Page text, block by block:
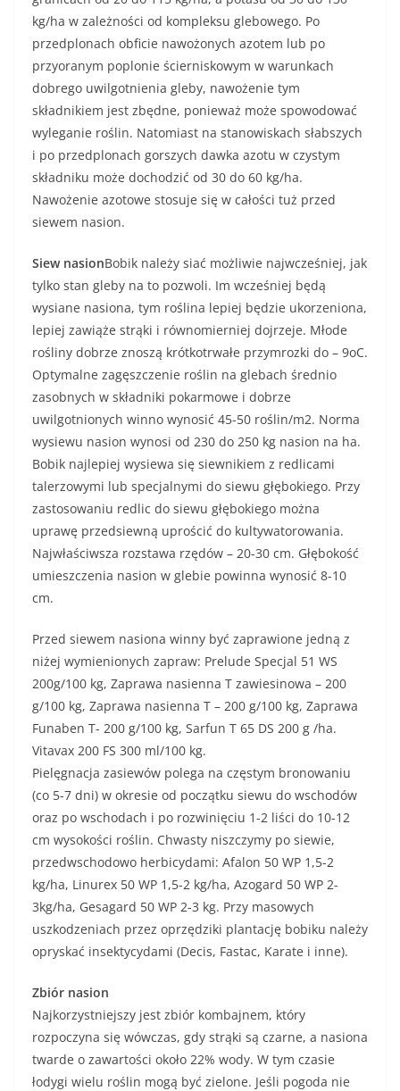
kg/ha w zależności od kompleksu glebowego. Po
przedplonach obficie nawożonych azotem lub po
przyoranym poplonie ścierniskowym w warunkach
dobrego uwilgotnienia gleby, nawożenie tym
składnikiem jest zbędne, ponieważ może spowodować
wyleganie roślin. Natomiast na stanowiskach słabszych
i po przedplonach gorszych dawka azotu w czystym
składniku może dochodzić od 30 do 60 kg/ha.
Nawożenie azotowe stosuje się w całości tuż przed
siewem nasion.
Siew nasionBobik należy siać możliwie najwcześniej, jak
tylko stan gleby na to pozwoli. Im wcześniej będą
wysiane nasiona, tym roślina lepiej będzie ukorzeniona,
lepiej zawiąże strąki i równomierniej dojrzeje. Młode
rośliny dobrze znoszą krótkotrwałe przymrozki do – 9oC.
Optymalne zagęszczenie roślin na glebach średnio
zasobnych w składniki pokarmowe i dobrze
uwilgotnionych winno wynosić 45-50 roślin/m2. Norma
wysiewu nasion wynosi od 230 do 250 kg nasion na ha.
Bobik najlepiej wysiewa się siewnikiem z redlicami
talerzowymi lub specjalnymi do siewu głębokiego. Przy
zastosowaniu redlic do siewu głębokiego można
uprawę przedsiewną uprościć do kultywatorowania.
Najwłaściwsza rozstawa rzędów – 20-30 cm. Głębokość
umieszczenia nasion w glebie powinna wynosić 8-10
cm.
Przed siewem nasiona winny być zaprawione jedną z
niżej wymienionych zapraw: Prelude Specjal 51 WS
200g/100 kg, Zaprawa nasienna T zawiesinowa – 200
g/100 kg, Zaprawa nasienna T – 200 g/100 kg, Zaprawa
Funaben T- 200 g/100 kg, Sarfun T 65 DS 200 g /ha.
Vitavax 200 FS 300 ml/100 kg.
Pielęgnacja zasiewów polega na częstym bronowaniu
(co 5-7 dni) w okresie od początku siewu do wschodów
oraz po wschodach i po rozwinięciu 1-2 liści do 10-12
cm wysokości roślin. Chwasty niszczymy po siewie,
przedwschodowo herbicydami: Afalon 50 WP 1,5-2
kg/ha, Linurex 50 WP 1,5-2 kg/ha, Azogard 50 WP 2-
3kg/ha, Gesagard 50 WP 2-3 kg. Przy masowych
uszkodzeniach przez oprzędziki plantację bobiku należy
opryskać insektycydami (Decis, Fastac, Karate i inne).
Zbiór nasion
Najkorzystniejszy jest zbiór kombajnem, który
rozpoczyna się wówczas, gdy strąki są czarne, a nasiona
twarde o zawartości około 22% wody. W tym czasie
łodygi wielu roślin mogą być zielone. Jeśli pogoda nie